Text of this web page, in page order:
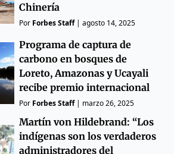
Chinería
Por Forbes Staff|agosto 14, 2025
Programa de captura de
carbono en bosques de
Loreto, Amazonas y Ucayali
recibe premio internacional
Por Forbes Staff| marzo 26, 2025
Martín von Hildebrand: “Los
indígenas son los verdaderos
administradores del